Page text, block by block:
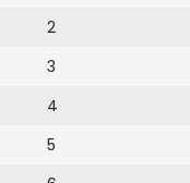
2
3
4
5